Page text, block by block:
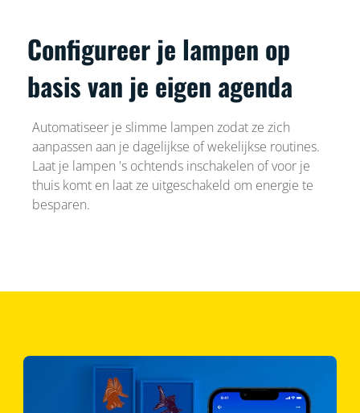
Configureer je lampen op
basis van je eigen agenda
Automatiseer je slimme lampen zodat ze zich
aanpassen aan je dagelijkse of wekelijkse routines.
Laat je lampen 's ochtends inschakelen of voor je
thuis komt en laat ze uitgeschakeld om energie te
besparen.